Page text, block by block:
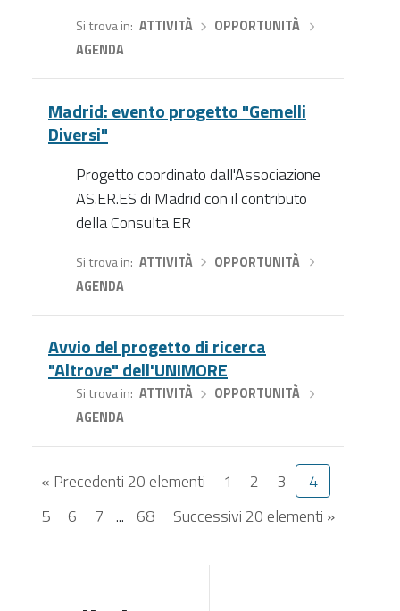
Si trova in ATTIVITÀ› OPPORTUNITÀ
AGENDA
Madrid: evento progetto "Gemelli
Diversi"
Progetto coordinato dall'Associazione
AS.ER.ES di Madrid con il contributo
della Consulta ER
Si trova in ATTIVITÀ› OPPORTUNITÀ
AGENDA
Avvio del progetto di ricerca
"Altrove" dell'UNIMORE
Si trova in ATTIVITÀ› OPPORTUNITÀ
AGENDA
« Precedenti 20 elementi
Successivi 20 elementi »
1 2 3
4
5
6 7 ... 68